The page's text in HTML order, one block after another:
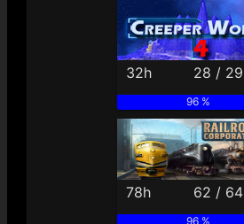
32h 28 / 29
96 %
78h 62 / 64
96 %